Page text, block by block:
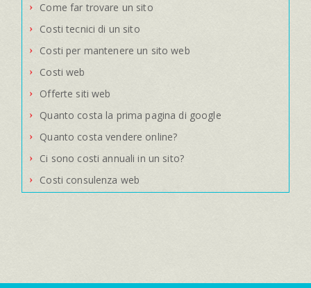
Come far trovare un sito
Costi tecnici di un sito
Costi per mantenere un sito web
Costi web
Offerte siti web
Quanto costa la prima pagina di google
Quanto costa vendere online?
Ci sono costi annuali in un sito?
Costi consulenza web